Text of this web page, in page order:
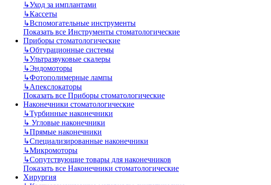
↳Уход за имплантами
↳Кассеты
↳Вспомогательные инструменты
Показать все Инструменты стоматологические
Приборы стоматологические
↳Обтурационные системы
↳Ультразвуковые скалеры
↳Эндомоторы
↳Фотополимерные лампы
↳Апекслокаторы
Показать все Приборы стоматологические
Наконечники стоматологические
↳Турбинные наконечники
↳ Угловые наконечники
↳Прямые наконечники
↳Специализированные наконечники
↳Микромоторы
↳Сопутствующие товары для наконечников
Показать все Наконечники стоматологические
Хирургия